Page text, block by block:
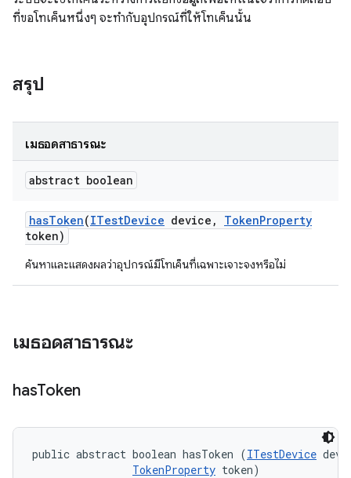
ที่ขอโทเค็นหนึ่งๆ จะทํากับอุปกรณ์ที่ให้โทเค็นนั้น
สรุป
เมธอดสาธารณะ
abstract boolean
hasToken(ITestDevice device , TokenProperty
token)
ค้นหาและแสดงผลว่าอุปกรณ์มีโทเค็นที่เฉพาะเจาะจงหรือไม่
เมธอดสาธารณะ
hasToken
public abstract boolean hasToken (ITestDevice
TokenProperty token)